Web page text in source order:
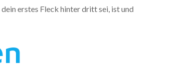
erstes Fleck hinter dritt sei, ist und